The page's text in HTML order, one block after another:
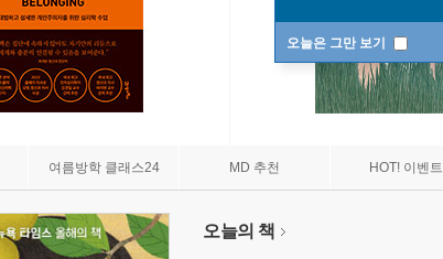
오늘은 그만 보기
여름방학 클래스24 MD 추천 HOT! 이벤트
오늘의 책